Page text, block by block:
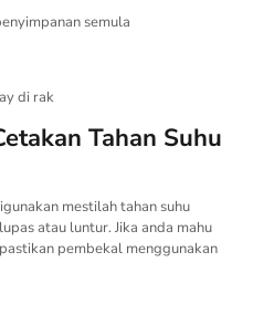
semula
di rak
Tahan Suhu
mestilah tahan suhu
atau luntur. Jika anda mahu
pembekal menggunakan